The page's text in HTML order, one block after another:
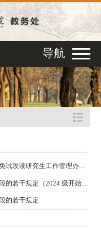
导航
上海音乐学院推荐优秀应届本科毕业生免试攻读研究生工作管理办法...
的若干规定（2024 级开始...
的若干规定